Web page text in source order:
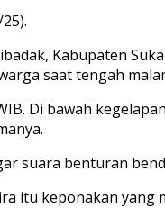
Kabupaten
saat tengah
Di bawah
suara benturan
itu keponakan